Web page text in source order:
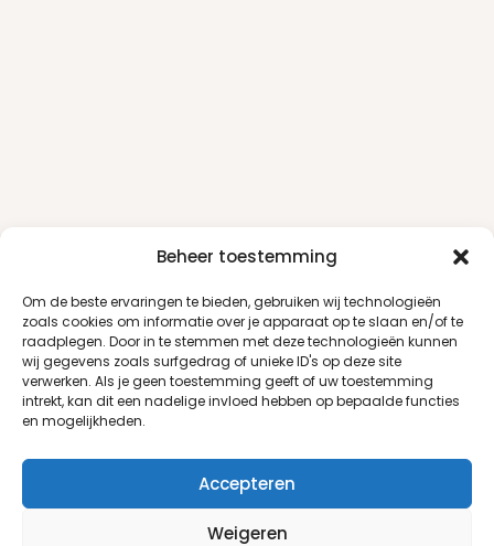
Beheer toestemming
Om de beste ervaringen te bieden, gebruiken wij technologieën
zoals cookies om informatie over je apparaat op te slaan en/of te
raadplegen. Door in te stemmen met deze technologieën kunnen
wij gegevens zoals surfgedrag of unieke ID's op deze site
verwerken. Als je geen toestemming geeft of uw toestemming
intrekt, kan dit een nadelige invloed hebben op bepaalde functies
en mogelijkheden.
Accepteren
Weigeren